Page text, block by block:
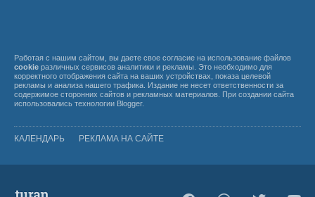
Работая с нашим сайтом, вы даете свое согласие на использование файлов
cookie различных сервисов аналитики и рекламы. Это необходимо для
корректного отображения сайта на ваших устройствах, показа целевой
рекламы и анализа нашего трафика. Издание не несет ответственности за
содержимое сторонних сайтов и рекламных материалов. При создании сайта
использовались технологии Blogger.
КАЛЕНДАРЬ РЕКЛАМА НА САЙТЕ